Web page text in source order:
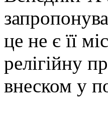
це не є її
релігійну
внеском у